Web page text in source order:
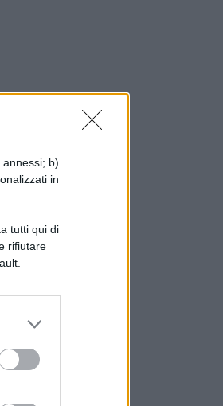
b)
in
tutti qui di
rifiutare